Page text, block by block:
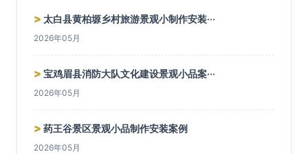
> 太白县黄柏塬乡村旅游景观小制作安装···
2026年05月
> 宝鸡眉县消防大队文化建设景观小品案···
2026年05月
> 药王谷景区景观小品制作安装案例
2026年05月